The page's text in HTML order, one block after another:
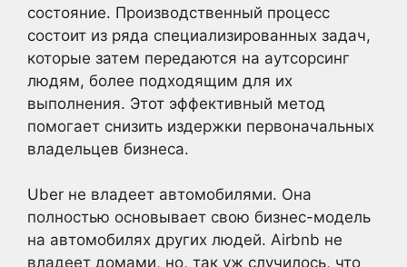
состояние. Производственный процесс
состоит из ряда специализированных задач,
которые затем передаются на аутсорсинг
людям, более подходящим для их
выполнения. Этот эффективный метод
помогает снизить издержки первоначальных
владельцев бизнеса.
Uber не владеет автомобилями. Она
полностью основывает свою бизнес-модель
на автомобилях других людей. Airbnb не
владеет домами, но, так уж случилось, что